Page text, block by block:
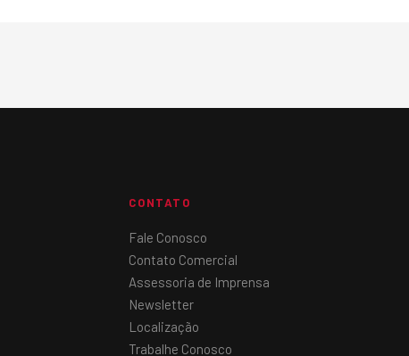
CONTATO
Fale Conosco
Contato Comercial
Assessoria de Imprensa
Newsletter
Localização
Trabalhe Conosco